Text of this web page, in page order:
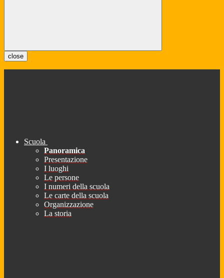
close
Scuola
Panoramica
Presentazione
I luoghi
Le persone
I numeri della scuola
Le carte della scuola
Organizzazione
La storia